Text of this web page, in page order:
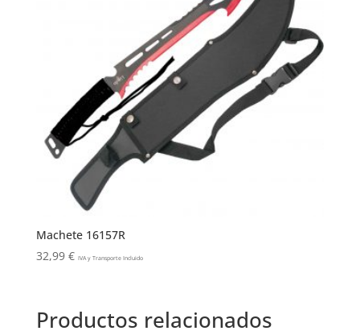
Machete 16157R
32,99 € IVA y Transporte Incluido
Productos relacionados